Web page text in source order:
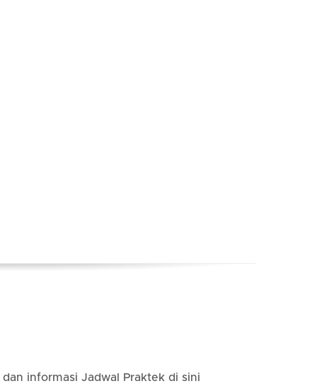
informasi Jadwal Praktek di sini